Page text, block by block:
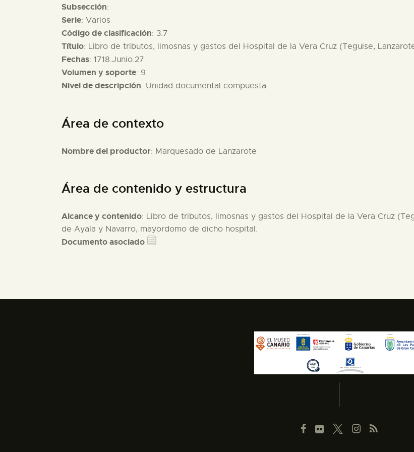
Subsección:
Serie: Varios
Código de clasificación: 3.7
Título: Libro de tributos, limosnas y gastos del Hospital de la Vera Cruz (Teguise,
Fechas: 1718.Junio.27
Volumen y soporte: 9
Nivel de descripción: Unidad documental compuesta
Área de contexto
Nombre del productor: Marquesado de Lanzarote
Área de contenido y estructura
Alcance y contenido: Libro de tributos, limosnas y gastos del Hospital de la Vera Cruz
de Ayala y Navarro, mayordomo de dicho hospital.
Documento asociado